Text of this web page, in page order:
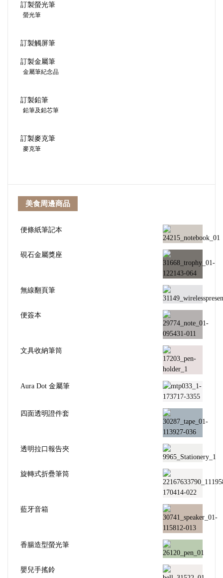
訂製螢光筆
螢光筆
訂製觸屏筆
訂製金屬筆
金屬筆紀念品
訂製鉛筆
鉛筆及鉛芯筆
訂製麥克筆
麥克筆
美食周邊商品
便條紙筆記本
硯石金屬獎座
無線翻頁筆
便簽本
文具收納筆筒
Aura Dot 金屬筆
四面透明證件套
透明拉口報告夾
旋轉式折疊筆筒
藍牙音箱
香腸造型螢光筆
嬰兒手搖鈴